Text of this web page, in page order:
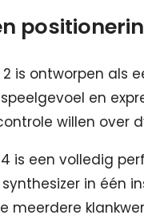
2 is ontworpen als
en
willen over
is een volledig
in één
meerdere